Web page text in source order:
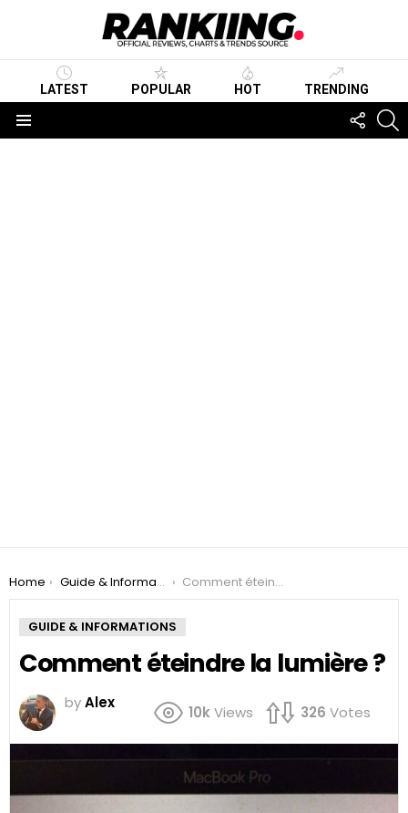
LATEST POPULAR HOT TRENDING
US
You are here:
Home Guide & Informations Comment éteindre la lumière ?
GUIDE & INFORMATIONS
Comment éteindre la lumière ?
byAlex
10kViews 326 Votes